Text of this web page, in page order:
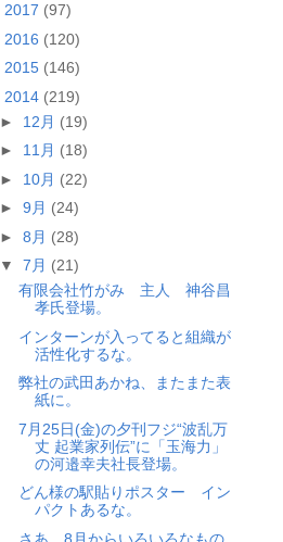
2017 (97)
2016 (120)
2015 (146)
2014 (219)
► 12月 (19)
► 11月 (18)
► 10月 (22)
► 9月 (24)
► 8月 (28)
▼ 7月 (21)
有限会社竹がみ 主人 神谷昌
孝氏登場。
インターンが入ってると組織が
活性化するな。
弊社の武田あかね、またまた表
紙に。
7月25日(金)の夕刊フジ“波乱万
丈 起業家列伝”に「玉海力」
の河邉幸夫社長登場。
どん様の駅貼りポスター イン
パクトあるな。
さあ、8月からいろいろなもの